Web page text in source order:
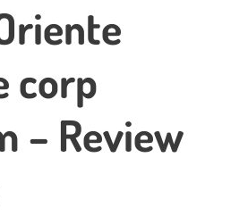
corp
– Review